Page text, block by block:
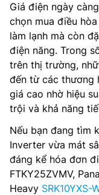
Giá điện ngày
chọn mua điều
làm lạnh mà còn
điện năng. Trong
trên thị trường,
đến từ các thương
giá cao nhờ hiệu
trội và khả năng
Nếu bạn đang tìm
Inverter vừa mát
đáng kể hóa đơn
FTKY25ZVMV,
Heavy SRK10YXS-